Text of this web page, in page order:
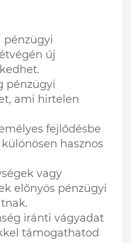
pénzügyi
új
pénzügyi
ami hirtelen
fejlődésbe
hasznos
vagy
előnyös pénzügyi
iránti vágyadat
támogathatod